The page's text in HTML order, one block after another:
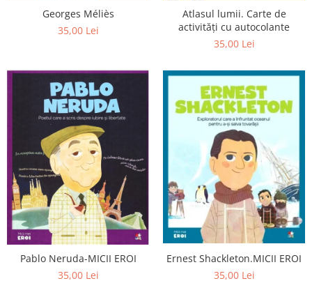
Georges Méliès
35,00 Lei
Atlasul lumii. Carte de
activități cu autocolante
35,00 Lei
Pablo Neruda-MICII EROI
35,00 Lei
Ernest Shackleton.MICII EROI
35,00 Lei